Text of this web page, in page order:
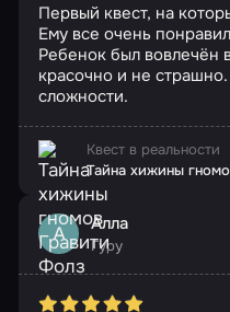
Первый квест, на
Ему все очень
Ребенок был вовлечён
красочно и не
сложности.
Квест в реальности
Тайна хижины
А Алла
Гуру